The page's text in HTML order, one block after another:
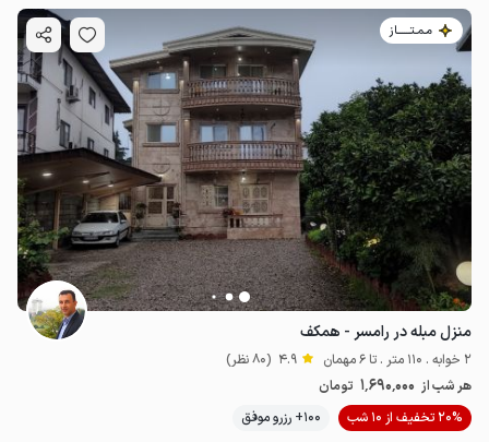
مـمـتــــــاز
منزل مبله در رامسر - همکف
2 خوابه . 110 متر . تا 6 مهمان 4.9 (80 نظر)
هر شب از 1٬690٬000 تومان
20% تخفیف از 10 شب
100+ رزرو موفق